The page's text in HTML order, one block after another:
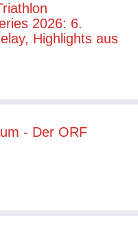
2026: 6.
Highlights aus
- Der ORF